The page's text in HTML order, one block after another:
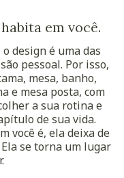
em você.
design é uma das
pessoal. Por isso,
mesa, banho,
e mesa posta, com
a sua rotina e
de sua vida.
você é, ela deixa de
se torna um lugar